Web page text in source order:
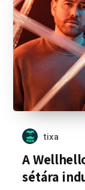
tixa
A
sétára